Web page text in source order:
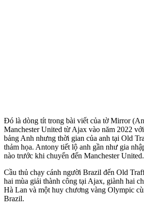
Đó là dòng tít trong bài viết của tờ Mirror
Manchester United từ Ajax vào năm 2022
bảng Anh nhưng thời gian của anh tại Old
thảm họa. Antony tiết lộ anh gần như gia
nào trước khi chuyển đến Manchester United.
Cầu thủ chạy cánh người Brazil đến Old
hai mùa giải thành công tại Ajax, giành hai
Hà Lan và một huy chương vàng Olympic
Brazil.